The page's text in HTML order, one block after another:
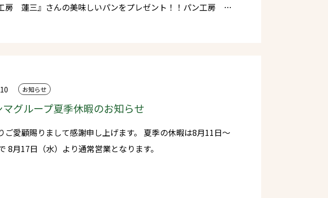
房 蓮三』さんの美味しいパンをプレゼント！！パン工房 蓮
域の飲食店さん・ショップ皆様の協力のおかげで開催できま
ックリ半額企画の抽選会まずありえない価格です！！メーカー
言って作ってます！！※こちらの抽選会は2時〜さらに感謝の
お知らせ
マグループ夏季休暇のお知らせ
顧賜りまして感謝申し上げます。 夏季の休暇は8月11日～
16日まで 8月17日（水）より通常営業となります。